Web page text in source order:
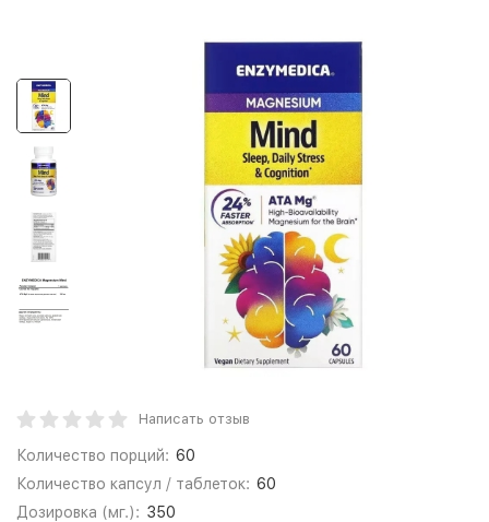
Написать отзыв
Количество порций: 60
Количество капсул / таблеток: 60
Дозировка (мг.): 350